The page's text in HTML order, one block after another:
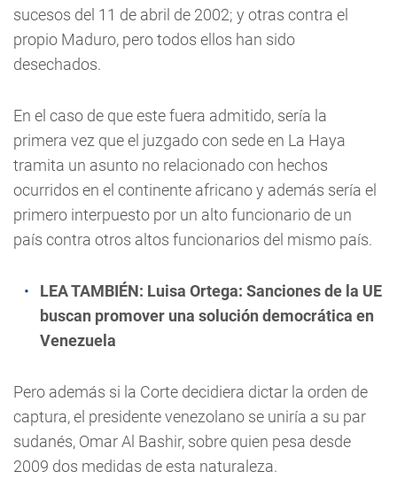
sucesos del 11 de abril de 2002; y otras contra el
propio Maduro, pero todos ellos han sido
desechados.
En el caso de que este fuera admitido, sería la
primera vez que el juzgado con sede en La Haya
tramita un asunto no relacionado con hechos
ocurridos en el continente africano y además sería el
primero interpuesto por un alto funcionario de un
país contra otros altos funcionarios del mismo país.
LEA TAMBIÉN: Luisa Ortega: Sanciones de la UE
buscan promover una solución democrática en
Venezuela
Pero además si la Corte decidiera dictar la orden de
captura, el presidente venezolano se uniría a su par
sudanés, Omar Al Bashir, sobre quien pesa desde
2009 dos medidas de esta naturaleza.